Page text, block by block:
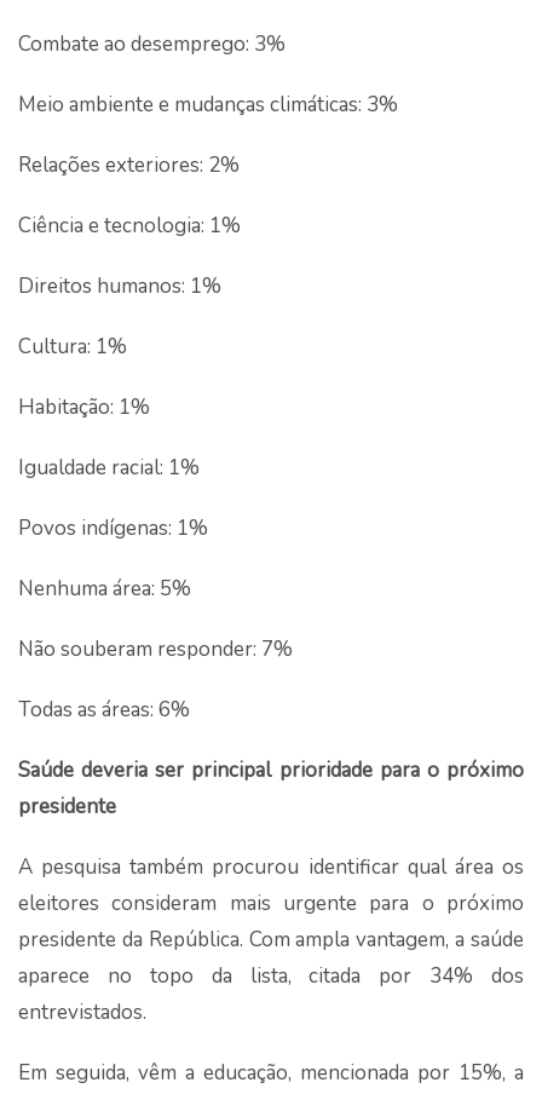
Combate ao desemprego: 3%
Meio ambiente e mudanças climáticas: 3%
Relações exteriores: 2%
Ciência e tecnologia: 1%
Direitos humanos: 1%
Cultura: 1%
Habitação: 1%
Igualdade racial: 1%
Povos indígenas: 1%
Nenhuma área: 5%
Não souberam responder: 7%
Todas as áreas: 6%
Saúde deveria ser principal prioridade para o próximo
presidente
A pesquisa também procurou identificar qual área os
eleitores consideram mais urgente para o próximo
presidente da República. Com ampla vantagem, a saúde
aparece no topo da lista, citada por 34% dos
entrevistados.
Em seguida, vêm a educação, mencionada por 15%, a